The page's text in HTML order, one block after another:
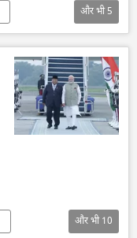
और भी5
और भी10